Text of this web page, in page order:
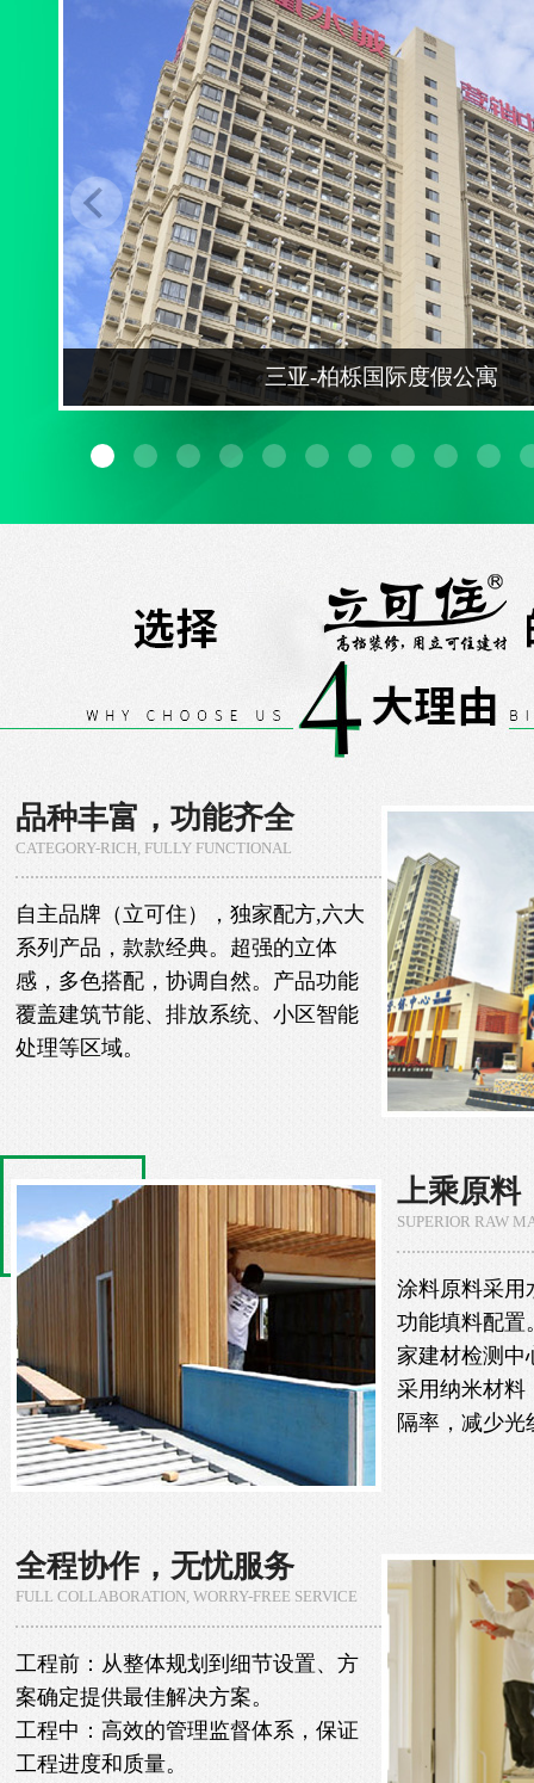
三亚-柏栎国际度假公寓
品种丰富，功能齐全
CATEGORY-RICH, FULLY FUNCTIONAL
自主品牌（立可住），独家配方,六大
系列产品，款款经典。超强的立体
感，多色搭配，协调自然。产品功能
覆盖建筑节能、排放系统、小区智能
处理等区域。
上乘原料
SUPERIOR RAW
涂料原料采用
功能填料配置
家建材检测中
采用纳米材料
隔率，减少光
全程协作，无忧服务
FULL COLLABORATION, WORRY-FREE SERVICE
工程前：从整体规划到细节设置、方
案确定提供最佳解决方案。
工程中：高效的管理监督体系，保证
工程进度和质量。